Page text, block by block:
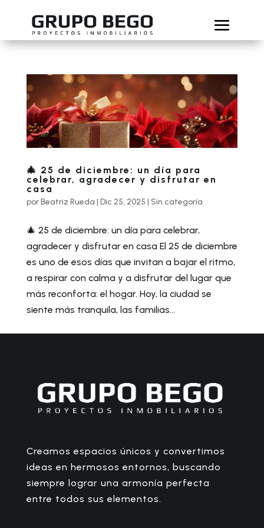
🎄 25 de diciembre: un día para
celebrar, agradecer y disfrutar en
casa
porBeatriz Rueda | Dic 25, 2025 | Sin categoría
🎄 25 de diciembre: un día para celebrar,
agradecer y disfrutar en casa El 25 de diciembre
es uno de esos días que invitan a bajar el ritmo,
a respirar con calma y a disfrutar del lugar que
más reconforta: el hogar. Hoy, la ciudad se
siente más tranquila, las familias...
Creamos espacios únicos y convertimos
ideas en hermosos entornos, buscando
siempre lograr una armonía perfecta
entre todos sus elementos.